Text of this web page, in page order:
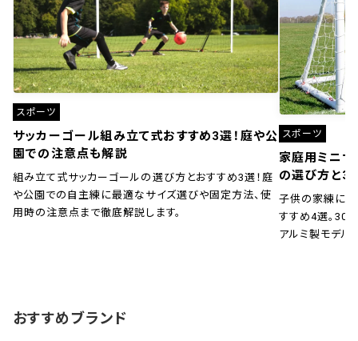
スポーツ
サッカーゴール組み立て式おすすめ3選！庭や公
園での注意点も解説
組み立て式サッカーゴールの選び方とおすすめ3選！庭
や公園での自主練に最適なサイズ選びや固定方法、使
用時の注意点まで徹底解説します。
スポーツ
家庭用ミニサ
の選び方と
子供の家練に！
すすめ4選。30
アルミ製モデル
おすすめブランド